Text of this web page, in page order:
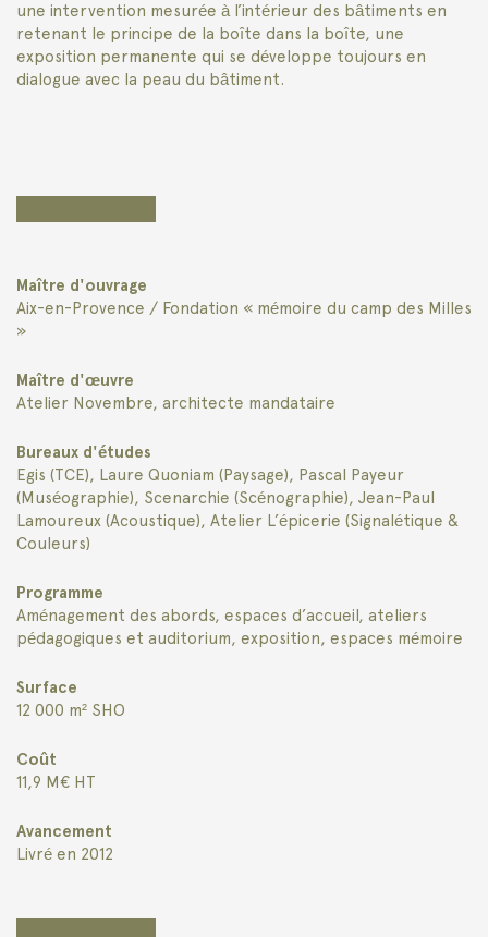
une intervention mesurée à l’intérieur des bâtiments en
retenant le principe de la boîte dans la boîte, une
exposition permanente qui se développe toujours en
dialogue avec la peau du bâtiment.
Maître d'ouvrage
Aix-en-Provence / Fondation « mémoire du camp des Milles
»
Maître d'œuvre
Atelier Novembre, architecte mandataire
Bureaux d'études
Egis (TCE), Laure Quoniam (Paysage), Pascal Payeur
(Muséographie), Scenarchie (Scénographie), Jean-Paul
Lamoureux (Acoustique), Atelier L’épicerie (Signalétique &
Couleurs)
Programme
Aménagement des abords, espaces d’accueil, ateliers
pédagogiques et auditorium, exposition, espaces mémoire
Surface
12 000 m² SHO
Coût
11,9 M€ HT
Avancement
Livré en 2012